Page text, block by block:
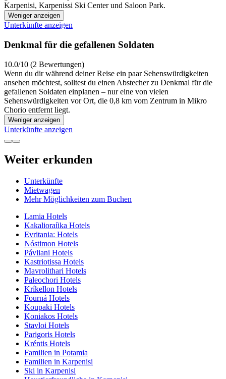
Karpenisi, Karpenissi Ski Center und Saloon Park.
Weniger anzeigen
Unterkünfte anzeigen
Denkmal für die gefallenen Soldaten
10.0/10 (2 Bewertungen)
Wenn du dir während deiner Reise ein paar Sehenswürdigkeiten
ansehen möchtest, solltest du einen Abstecher zu Denkmal für die
gefallenen Soldaten einplanen – nur eine von vielen
Sehenswürdigkeiten vor Ort, die 0,8 km vom Zentrum in Mikro
Chorio entfernt liegt.
Weniger anzeigen
Unterkünfte anzeigen
Weiter erkunden
Unterkünfte
Mietwagen
Mehr Möglichkeiten zum Buchen
Lamia Hotels
Kakalioraíika Hotels
Evritania: Hotels
Nóstimon Hotels
Pávliani Hotels
Kastriotissa Hotels
Mavrolithari Hotels
Paleochori Hotels
Kríkellon Hotels
Fourná Hotels
Koupaki Hotels
Koniakos Hotels
Stavloi Hotels
Parigoris Hotels
Kréntis Hotels
Familien in Potamia
Familien in Karpenisi
Ski in Karpenisi